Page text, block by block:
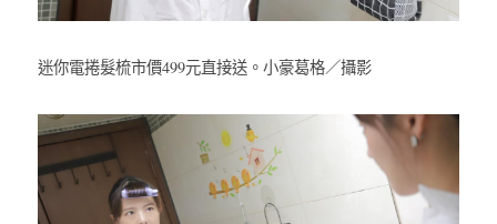
迷你電捲髮梳市價499元直接送。小豪葛格／攝影